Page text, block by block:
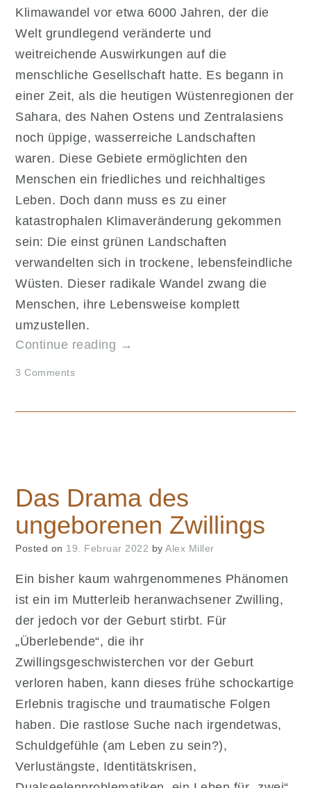
Klimawandel vor etwa 6000 Jahren, der die
Welt grundlegend veränderte und
weitreichende Auswirkungen auf die
menschliche Gesellschaft hatte. Es begann in
einer Zeit, als die heutigen Wüstenregionen der
Sahara, des Nahen Ostens und Zentralasiens
noch üppige, wasserreiche Landschaften
waren. Diese Gebiete ermöglichten den
Menschen ein friedliches und reichhaltiges
Leben. Doch dann muss es zu einer
katastrophalen Klimaveränderung gekommen
sein: Die einst grünen Landschaften
verwandelten sich in trockene, lebensfeindliche
Wüsten. Dieser radikale Wandel zwang die
Menschen, ihre Lebensweise komplett
umzustellen.
Continue reading „Vom
Die
These“
→
3 Comments
Das Drama des
ungeborenen Zwillings
Posted on 19. Februar 2022 by Alex Miller
Ein bisher kaum wahrgenommenes Phänomen
ist ein im Mutterleib heranwachsener Zwilling,
der jedoch vor der Geburt stirbt. Für
„Überlebende“, die ihr
Zwillingsgeschwisterchen vor der Geburt
verloren haben, kann dieses frühe schockartige
Erlebnis tragische und traumatische Folgen
haben. Die rastlose Suche nach irgendetwas,
Schuldgefühle (am Leben zu sein?),
Verlustängste, Identitätskrisen,